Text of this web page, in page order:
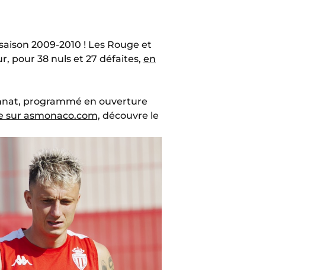
2009-2010 ! Les Rouge et
pour 38 nuls et 27 défaites, en
programmé en ouverture
sur asmonaco.com, découvre le